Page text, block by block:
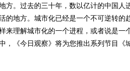
方。过去的三十年，数以亿计的中国人
的地方。城市化已经是一个不可逆转的
来理解城市化的一个进程，或者说是一
，《今日观察》将为您推出系列节目《